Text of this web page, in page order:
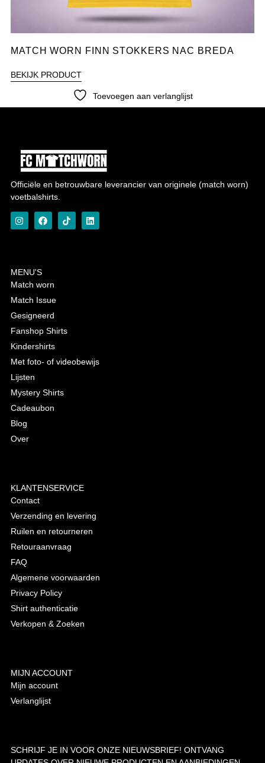
MATCH WORN FINN STOKKERS NAC BREDA
BEKIJK PRODUCT
Toevoegen aan verlanglijst
Officiële en betrouwbare leverancier van originele (match worn)
voetbalshirts.
MENU'S
Match worn
Match Issue
Gesigneerd
Fanshop Shirts
Kindershirts
Met foto- of videobewijs
Lijsten
Mystery Shirts
Cadeaubon
Blog
Over
KLANTENSERVICE
Contact
Verzending en levering
Ruilen en retourneren
Retouraanvraag
FAQ
Algemene voorwaarden
Privacy Policy
Shirt authenticatie
Verkopen & Zoeken
MIJN ACCOUNT
Mijn account
Verlanglijst
SCHRIJF JE IN VOOR ONZE NIEUWSBRIEF! ONTVANG